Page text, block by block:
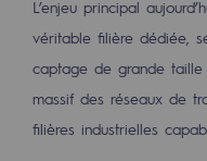
Stockage de
Stockage
L’enjeu principal
véritable filière dédiée,
captage de grande
massif des réseaux de
filières industrielles